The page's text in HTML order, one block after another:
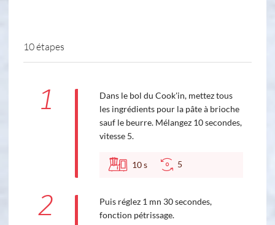
10 étapes
1
Dans le bol du Cook'in, mettez tous
les ingrédients pour la pâte à brioche
sauf le beurre. Mélangez 10 secondes,
vitesse 5.
10s 5
2
Puis réglez 1 mn 30 secondes,
fonction pétrissage.